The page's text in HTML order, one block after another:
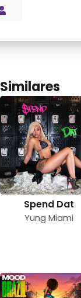
Similares
Spend Dat
Yung Miami